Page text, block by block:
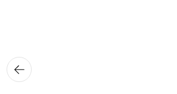
뒤로가
기